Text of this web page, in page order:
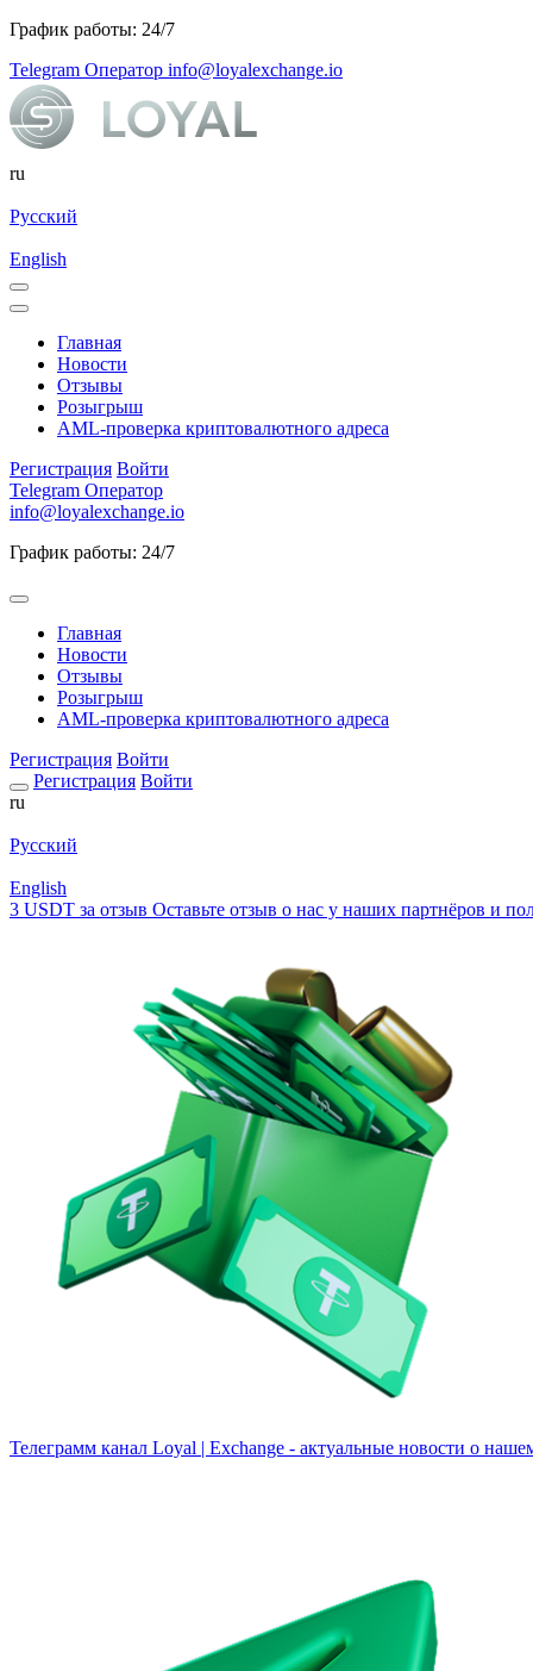
График работы: 24/7
Telegram Оператор info@loyalexchange.io
ru
Русский
English
Главная
Новости
Отзывы
Розыгрыш
AML-проверка криптовалютного адреса
Регистрация Войти
Telegram Оператор
info@loyalexchange.io
График работы: 24/7
Главная
Новости
Отзывы
Розыгрыш
AML-проверка криптовалютного адреса
Регистрация Войти
Регистрация Войти
ru
Русский
English
3 USDT за отзыв Оставьте отзыв о нас у наших партнёров и
Телеграмм канал Loyal | Exchange - актуальные новости о